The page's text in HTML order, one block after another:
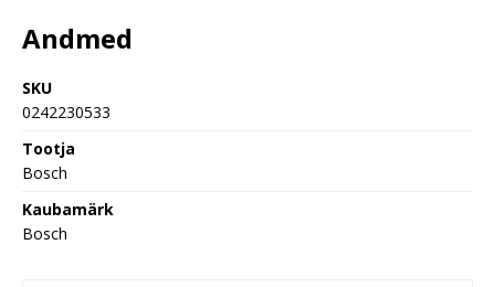
Andmed
SKU
0242230533
Tootja
Bosch
Kaubamärk
Bosch